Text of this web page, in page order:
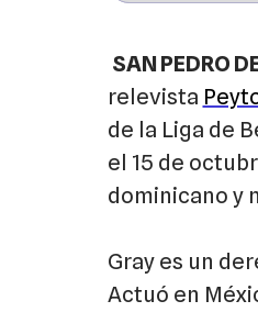
SAN PEDRO
relevista
de la Liga de
el 15 de
dominicano y
Gray es un
Actuó en